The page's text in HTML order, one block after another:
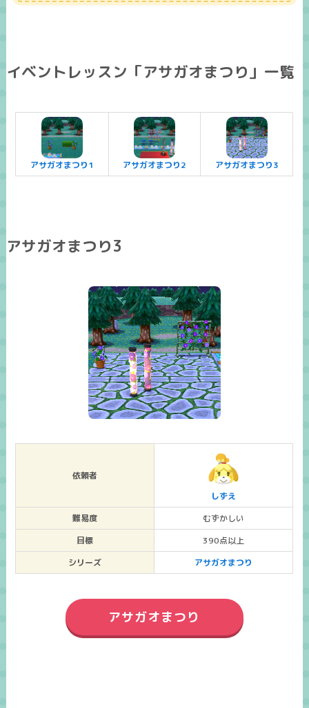
イベントレッスン「アサガオまつり」一覧
アサガオまつり1 アサガオまつり2 アサガオまつり3
アサガオまつり3
依頼者
しずえ
難易度
むずかしい
目標
390点以上
シリーズ
アサガオまつり
アサガオまつり